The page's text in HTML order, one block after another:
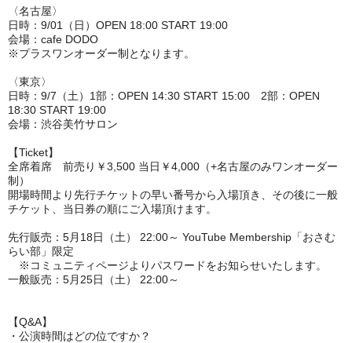
〈名古屋〉
日時：9/01（日）OPEN 18:00 START 19:00
会場：cafe DODO
※プラスワンオーダー制となります。
〈東京〉
日時：9/7（土）1部：OPEN 14:30 START 15:00 2部：OPEN
18:30 START 19:00
会場：渋谷美竹サロン
【Ticket】
全席着席 前売り￥3,500 当日￥4,000（+名古屋のみワンオーダー
制）
開場時間より先行チケットの早い番号から入場頂き、その後に一般
チケット、当日券の順にご入場頂けます。
先行販売：5月18日（土） 22:00～ YouTube Membership「おさむ
らい部」限定
※コミュニティページよりパスワードをお知らせいたします。
一般販売：5月25日（土） 22:00～
【Q&A】
・公演時間はどの位ですか？